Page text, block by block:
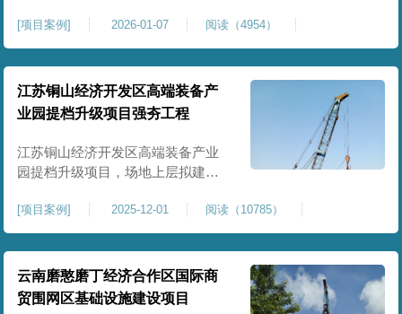
墙及附属设施建设，是保障场区边
界围护结构稳定、提升场地整体建
设标准的前置关键工程，本项目强
夯处理总面积20000㎡，施工范围为
陆域堆场B区围墙沿线及配套场地。
原场地土层松散、回填不均、固结
程度差，地基承载力较低，且堆
[项目案例] 2026-01-07 阅读（4954）
江苏铜山经济开发区高端装备产
业园提档升级项目强夯工程
江苏铜山经济开发区高端装备产业
园提档升级项目，场地上层拟建厂
施。占地面积约130000㎡.项目采用
强夯工艺对地基进行加固处理，确
保处理后地基承载力特征值
≥100kPa、压实系数≥0.94、压缩模
量≥5MPa，工程实施后将有效提升
场地整体承载力与均匀性，消除不
[项目案例] 2025-12-01 阅读（10785）
云南磨憨磨丁经济合作区国际商
贸围网区基础设施建设项目